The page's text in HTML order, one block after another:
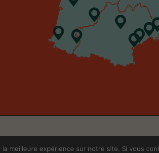
meilleure expérience sur notre site. Si vous